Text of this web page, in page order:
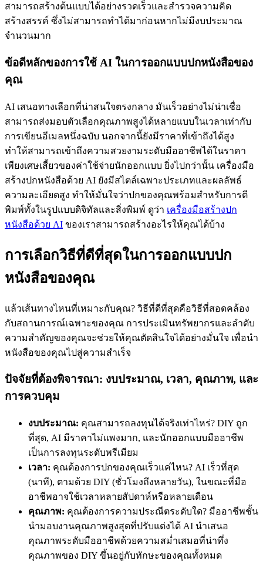
สามารถสร้างต้นแบบได้อย่างรวดเร็วและสำรวจความคิด
สร้างสรรค์ ซึ่งไม่สามารถทำได้มาก่อนหากไม่มีงบประมาณ
จำนวนมาก
ข้อดีหลักของการใช้ AI ในการออกแบบปกหนังสือของ
คุณ
AI เสนอทางเลือกที่น่าสนใจตรงกลาง มันเร็วอย่างไม่น่าเชื่อ
สามารถส่งมอบตัวเลือกคุณภาพสูงได้หลายแบบในเวลาเท่ากับ
การเขียนอีเมลหนึ่งฉบับ นอกจากนี้ยังมีราคาที่เข้าถึงได้สูง
ทำให้สามารถเข้าถึงความสวยงามระดับมืออาชีพได้ในราคา
เพียงเศษเสี้ยวของค่าใช้จ่ายนักออกแบบ ยิ่งไปกว่านั้น เครื่องมือ
สร้างปกหนังสือด้วย AI ยังมีสไตล์เฉพาะประเภทและผลลัพธ์
ความละเอียดสูง ทำให้มั่นใจว่าปกของคุณพร้อมสำหรับการตี
พิมพ์ทั้งในรูปแบบดิจิทัลและสิ่งพิมพ์ ดูว่า เครื่องมือสร้างปก
หนังสือด้วย AI ของเราสามารถสร้างอะไรให้คุณได้บ้าง
การเลือกวิธีที่ดีที่สุดในการออกแบบปก
หนังสือของคุณ
แล้วเส้นทางไหนที่เหมาะกับคุณ? วิธีที่ดีที่สุดคือวิธีที่สอดคล้อง
กับสถานการณ์เฉพาะของคุณ การประเมินทรัพยากรและลำดับ
ความสำคัญของคุณจะช่วยให้คุณตัดสินใจได้อย่างมั่นใจ เพื่อนำ
หนังสือของคุณไปสู่ความสำเร็จ
ปัจจัยที่ต้องพิจารณา: งบประมาณ, เวลา, คุณภาพ, และ
การควบคุม
งบประมาณ: คุณสามารถลงทุนได้จริงเท่าไหร่? DIY ถูก
ที่สุด, AI มีราคาไม่แพงมาก, และนักออกแบบมืออาชีพ
เป็นการลงทุนระดับพรีเมียม
เวลา: คุณต้องการปกของคุณเร็วแค่ไหน? AI เร็วที่สุด
(นาที), ตามด้วย DIY (ชั่วโมงถึงหลายวัน), ในขณะที่มือ
อาชีพอาจใช้เวลาหลายสัปดาห์หรือหลายเดือน
คุณภาพ: คุณต้องการความประณีตระดับใด? มืออาชีพชั้น
นำมอบงานคุณภาพสูงสุดที่ปรับแต่งได้ AI นำเสนอ
คุณภาพระดับมืออาชีพด้วยความสม่ำเสมอที่น่าทึ่ง
คุณภาพของ DIY ขึ้นอยู่กับทักษะของคุณทั้งหมด